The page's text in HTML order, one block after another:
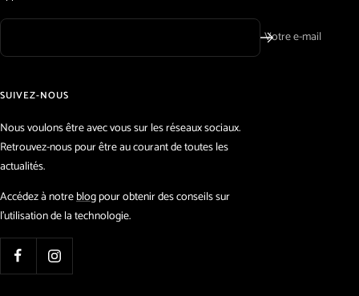
Votre e-mail
SUIVEZ-NOUS
Nous voulons être avec vous sur les réseaux sociaux.
Retrouvez-nous pour être au courant de toutes les
actualités.
Accédez à notreblogpour obtenir des conseils sur
l'utilisation de la technologie.